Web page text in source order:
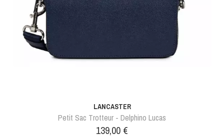
LANCASTER
Petit Sac Trotteur - Delphino Lucas
Prix
139,00 €